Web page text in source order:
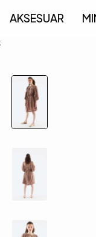
AKSESUAR